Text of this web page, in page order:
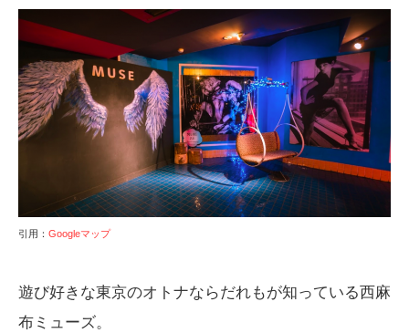
引用： Googleマップ
遊び好きな東京のオトナならだれもが知っている西麻
布ミューズ。